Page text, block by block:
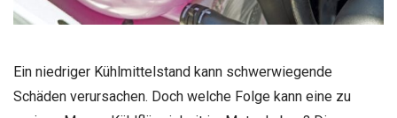
Ein niedriger Kühlmittelstand kann schwerwiegende
Schäden verursachen. Doch welche Folge kann eine zu